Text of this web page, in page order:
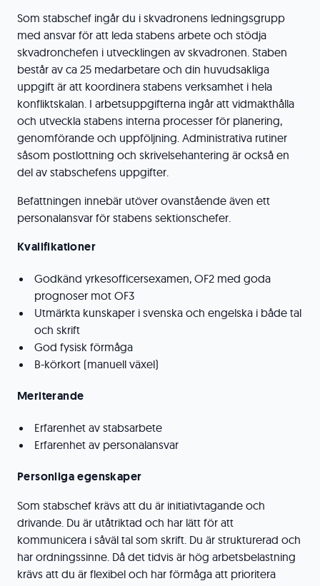
Som stabschef ingår du i skvadronens ledningsgrupp
med ansvar för att leda stabens arbete och stödja
skvadronchefen i utvecklingen av skvadronen. Staben
består av ca 25 medarbetare och din huvudsakliga
uppgift är att koordinera stabens verksamhet i hela
konfliktskalan. I arbetsuppgifterna ingår att vidmakthålla
och utveckla stabens interna processer för planering,
genomförande och uppföljning. Administrativa rutiner
såsom postlottning och skrivelsehantering är också en
del av stabschefens uppgifter.
Befattningen innebär utöver ovanstående även ett
personalansvar för stabens sektionschefer.
Kvalifikationer
Godkänd yrkesofficersexamen, OF2 med goda
prognoser mot OF3
Utmärkta kunskaper i svenska och engelska i både tal
och skrift
God fysisk förmåga
B-körkort (manuell växel)
Meriterande
Erfarenhet av stabsarbete
Erfarenhet av personalansvar
Personliga egenskaper
Som stabschef krävs att du är initiativtagande och
drivande. Du är utåtriktad och har lätt för att
kommunicera i såväl tal som skrift. Du är strukturerad och
har ordningssinne. Då det tidvis är hög arbetsbelastning
krävs att du är flexibel och har förmåga att prioritera